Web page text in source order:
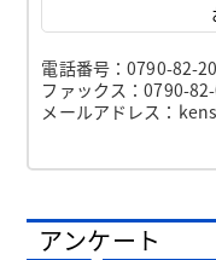
電話番号：0790-82-
ファックス：0790-
メールアドレス：
アンケート